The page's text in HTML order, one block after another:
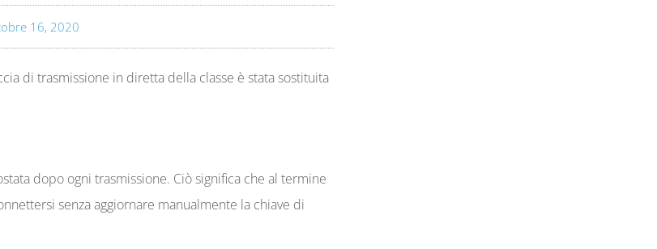
16, 2020
di trasmissione in diretta della classe è stata sostituita
dopo ogni trasmissione. Ciò significa che al termine
senza aggiornare manualmente la chiave di